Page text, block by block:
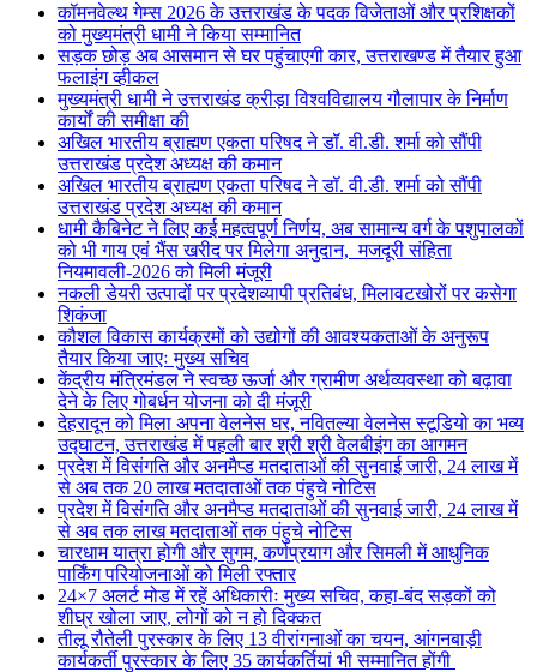
कॉमनवेल्थ गेम्स 2026 के उत्तराखंड के पदक विजेताओं और प्रशिक्षकों
को मुख्यमंत्री धामी ने किया सम्मानित
सड़क छोड़ अब आसमान से घर पहुंचाएगी कार, उत्तराखण्ड में तैयार हुआ
फलाइंग व्हीकल
मुख्यमंत्री धामी ने उत्तराखंड क्रीड़ा विश्वविद्यालय गौलापार के निर्माण
कार्यों की समीक्षा की
अखिल भारतीय ब्राह्मण एकता परिषद ने डॉ. वी.डी. शर्मा को सौंपी
उत्तराखंड प्रदेश अध्यक्ष की कमान
अखिल भारतीय ब्राह्मण एकता परिषद ने डॉ. वी.डी. शर्मा को सौंपी
उत्तराखंड प्रदेश अध्यक्ष की कमान
धामी कैबिनेट ने लिए कई महत्वपूर्ण निर्णय, अब सामान्य वर्ग के पशुपालकों
को भी गाय एवं भैंस खरीद पर मिलेगा अनुदान, मजदूरी संहिता
नियमावली-2026 को मिली मंजूरी
नकली डेयरी उत्पादों पर प्रदेशव्यापी प्रतिबंध, मिलावटखोरों पर कसेगा
शिकंजा
कौशल विकास कार्यक्रमों को उद्योगों की आवश्यकताओं के अनुरूप
तैयार किया जाएः मुख्य सचिव
केंद्रीय मंत्रिमंडल ने स्वच्छ ऊर्जा और ग्रामीण अर्थव्यवस्था को बढ़ावा
देने के लिए गोबर्धन योजना को दी मंजूरी
देहरादून को मिला अपना वेलनेस घर, नवितल्या वेलनेस स्टूडियो का भव्य
उद्घाटन, उत्तराखंड में पहली बार श्री श्री वेलबीइंग का आगमन
प्रदेश में विसंगति और अनमैप्ड मतदाताओं की सुनवाई जारी, 24 लाख में
से अब तक 20 लाख मतदाताओं तक पंहुचे नोटिस
प्रदेश में विसंगति और अनमैप्ड मतदाताओं की सुनवाई जारी, 24 लाख में
से अब तक लाख मतदाताओं तक पंहुचे नोटिस
चारधाम यात्रा होगी और सुगम, कर्णप्रयाग और सिमली में आधुनिक
पार्किंग परियोजनाओं को मिली रफ्तार
24×7 अलर्ट मोड में रहें अधिकारीः मुख्य सचिव, कहा-बंद सड़कों को
शीघ्र खोला जाए, लोगों को न हो दिक्कत
तीलू रौतेली पुरस्कार के लिए 13 वीरांगनाओं का चयन, आंगनबाड़ी
कार्यकर्ती पुरस्कार के लिए 35 कार्यकर्तियां भी सम्मानित होंगी